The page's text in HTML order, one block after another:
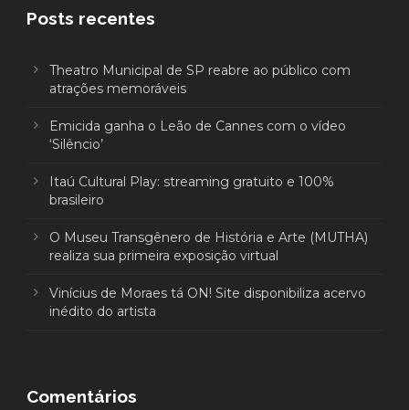
Posts recentes
Theatro Municipal de SP reabre ao público com
atrações memoráveis
Emicida ganha o Leão de Cannes com o vídeo
‘Silêncio’
Itaú Cultural Play: streaming gratuito e 100%
brasileiro
O Museu Transgênero de História e Arte (MUTHA)
realiza sua primeira exposição virtual
Vinícius de Moraes tá ON! Site disponibiliza acervo
inédito do artista
Comentários